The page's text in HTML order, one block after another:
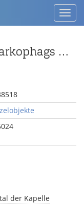
Vorderseite eines Erotensarkophags mit der Darstellung eines Wagenrennens
der Kapelle